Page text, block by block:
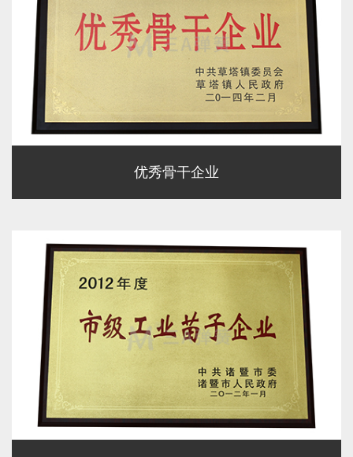
优秀骨干企业